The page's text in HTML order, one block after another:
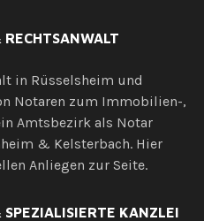
RECHTSANWALT
in Rüsselsheim und
Notaren zum Immobilien-,
Amtsbezirk als Notar
& Kelsterbach. Hier
Anliegen zur Seite.
SPEZIALISIERTE KANZLEI